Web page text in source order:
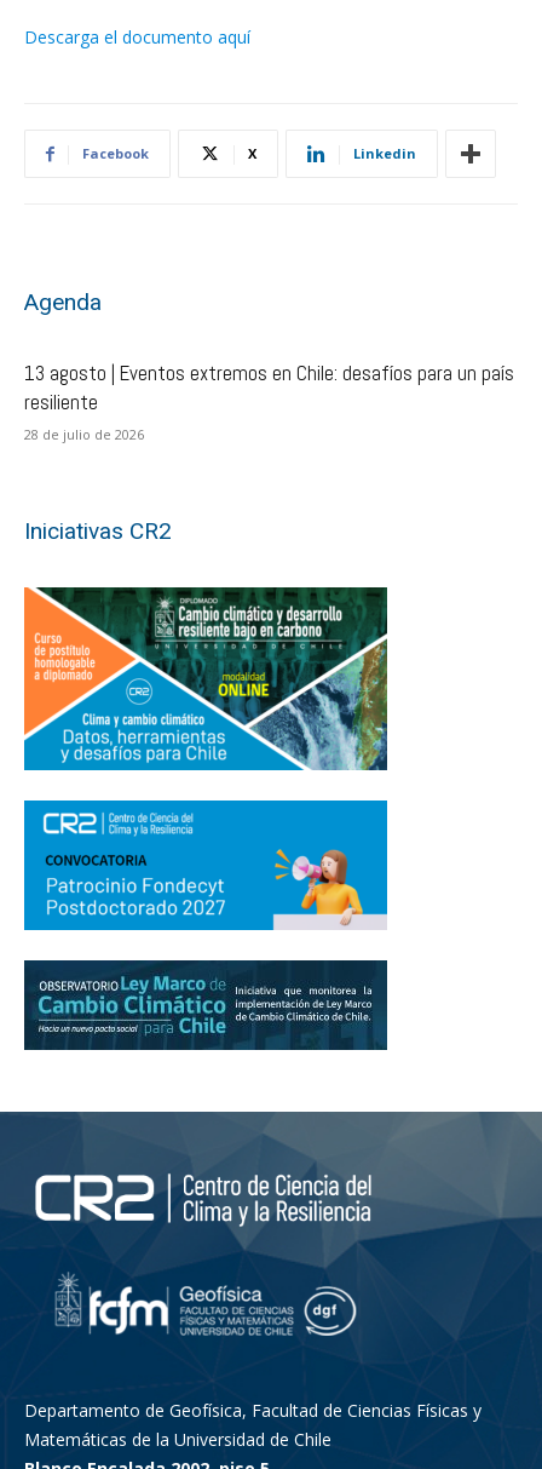
Descarga el documento aquí
Facebook X Linkedin
Agenda
13 agosto | Eventos extremos en Chile: desafíos para un país
resiliente
28 de julio de 2026
Iniciativas CR2
Departamento de Geofísica, Facultad de Ciencias Físicas y
Matemáticas de la Universidad de Chile